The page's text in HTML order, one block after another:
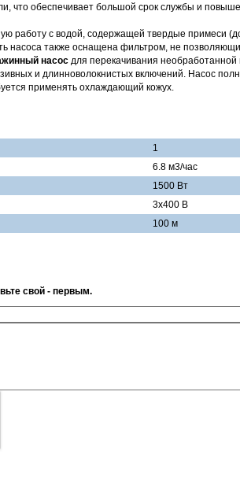
что обеспечивает большой срок службы и
работу с водой, содержащей твердые примеси
насоса также оснащена фильтром, не
насос для перекачивания
и длинноволокнистых включений. Насос
применять охлаждающий кожух.
1
6.8 м3/час
1500 Вт
3х400 В
100 м
свой - первым.